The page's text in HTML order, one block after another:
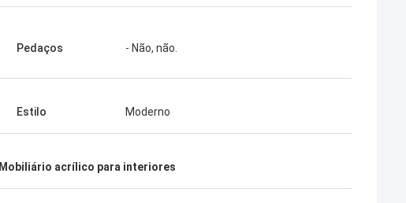
Pedaços - Não, não.
Estilo Moderno
Mobiliário acrílico para interiores